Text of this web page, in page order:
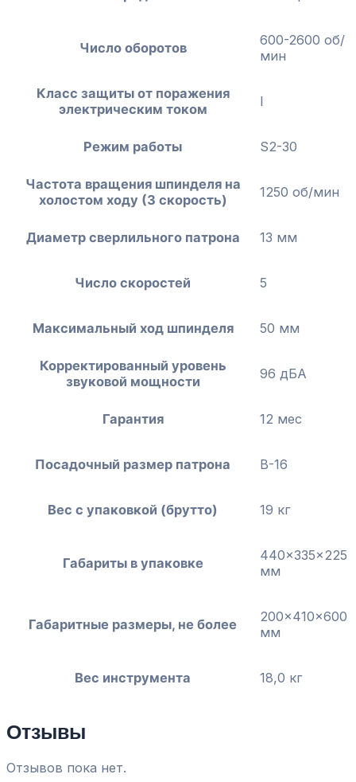
Число оборотов
600-2600 об/
мин
Класс защиты от поражения
электрическим током
I
Режим работы S2-30
Частота вращения шпинделя на
холостом ходу (3 скорость)
1250 об/мин
Диаметр сверлильного патрона 13 мм
Число скоростей 5
Максимальный ход шпинделя 50 мм
Корректированный уровень
звуковой мощности
96 дБА
Гарантия 12 мес
Посадочный размер патрона В-16
Вес с упаковкой (брутто) 19 кг
Габариты в упаковке
440x335x225
мм
Габаритные размеры, не более
200x410x600
мм
Вес инструмента 18,0 кг
Отзывы
Отзывов пока нет.